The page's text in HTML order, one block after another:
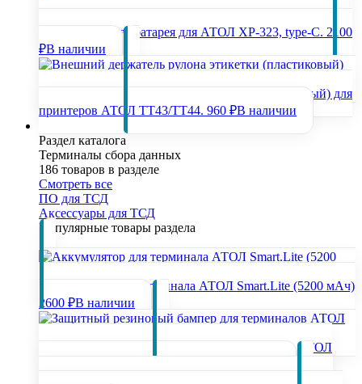
Аккумуляторная батарея для АТОЛ XP-323, type-C. 2100
₽В наличии
Внешний держатель рулона этикетки (пластиковый) для
принтеров АТОЛ TT43/TT44. 960 ₽В наличии
Раздел каталога
Терминалы сбора данных
186 товаров в разделе
Смотреть все
ПО для ТСД
Аксессуары для ТСД
Популярные товары раздела
Аккумулятор для терминала АТОЛ Smart.Lite (5200 мАч)
2600 ₽В наличии
Защитный резиновый бампер для терминалов АТОЛ